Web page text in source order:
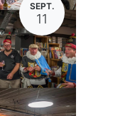
SEPT.
11